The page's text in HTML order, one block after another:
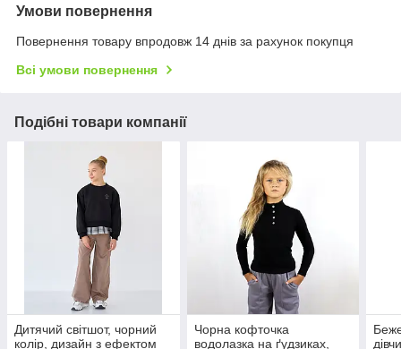
Умови повернення
Повернення товару впродовж 14 днів за рахунок покупця
Всі умови повернення
Подібні товари компанії
Дитячий світшот, чорний
колір, дизайн з ефектом
Чорна кофточка
водолазка на ґудзиках,